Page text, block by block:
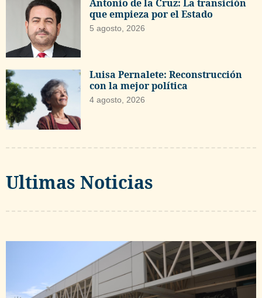
Antonio de la Cruz: La transición
que empieza por el Estado
5 agosto, 2026
Luisa Pernalete: Reconstrucción
con la mejor política
4 agosto, 2026
Ultimas Noticias